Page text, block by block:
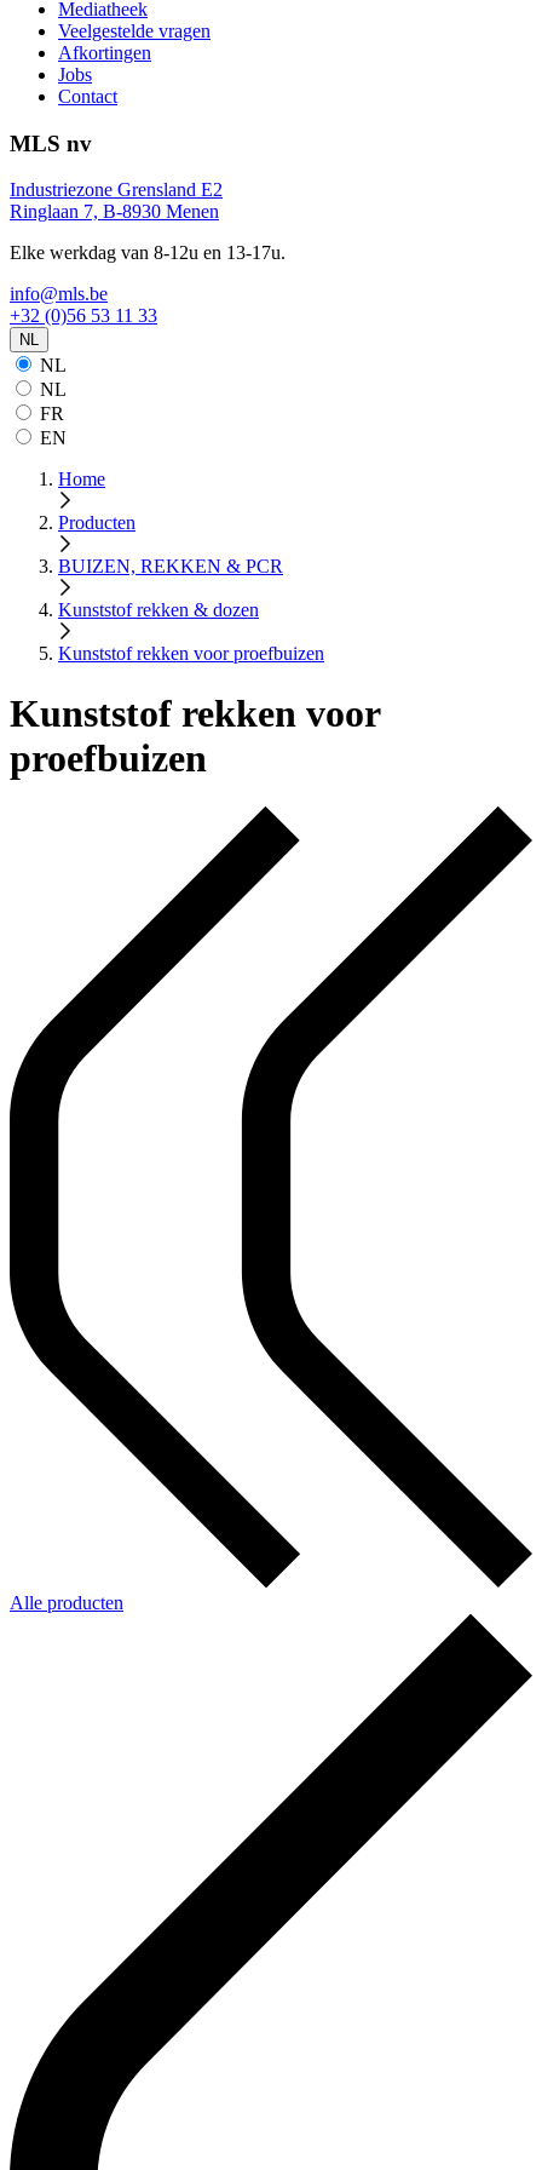
Mediatheek
Veelgestelde vragen
Afkortingen
Jobs
Contact
MLS nv
Industriezone Grensland E2
Ringlaan 7, B-8930 Menen
Elke werkdag van 8-12u en 13-17u.
info@mls.be
+32 (0)56 53 11 33
NL
NL
NL
FR
EN
Home
Producten
BUIZEN, REKKEN & PCR
Kunststof rekken & dozen
Kunststof rekken voor proefbuizen
Kunststof rekken voor
proefbuizen
Alle producten